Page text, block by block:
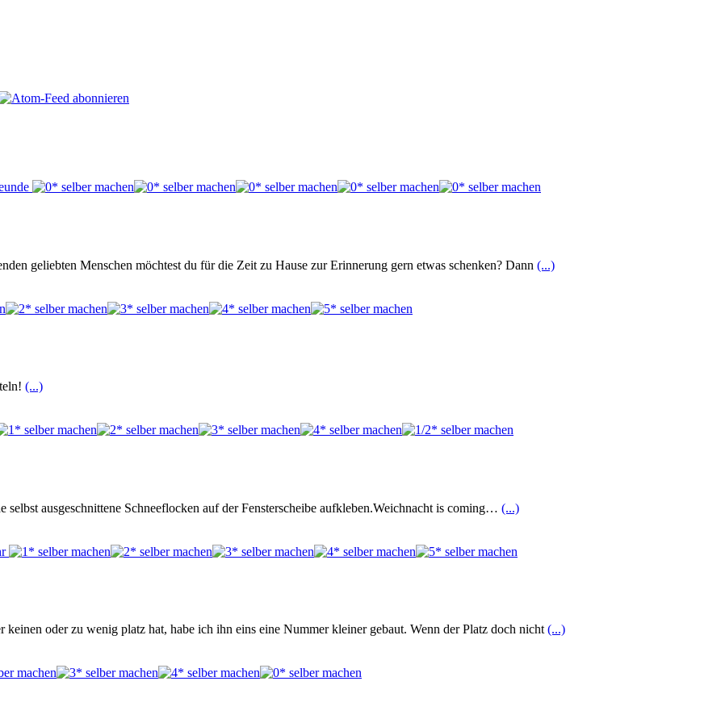
geliebten Menschen möchtest du für die Zeit zu Hause zur Erinnerung gern etwas schenken? Dann (...)
(...)
ausgeschnittene Schneeflocken auf der Fensterscheibe aufkleben.Weichnacht is coming… (...)
oder zu wenig platz hat, habe ich ihn eins eine Nummer kleiner gebaut. Wenn der Platz doch nicht (...)